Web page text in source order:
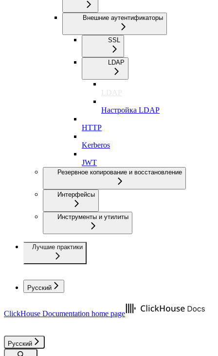
Внешние аутентификаторы
SSL
LDAP
LDAP
Настройка LDAP
HTTP
Kerberos
JWT
Резервное копирование и восстановление
Интерфейсы
Инструменты и утилиты
Лучшие практики
Русский
ClickHouse Documentation home page
Русский